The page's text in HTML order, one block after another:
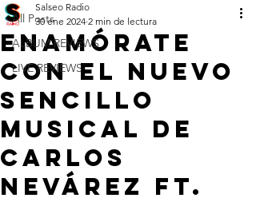
All Posts
ALBUM REVIEWS
LIVE REVIEWS
Enamórate
con el nuevo
sencillo
musical de
Carlos
Nevárez ft.
Salseo Radio
30 ene 2024 2 min de lectura